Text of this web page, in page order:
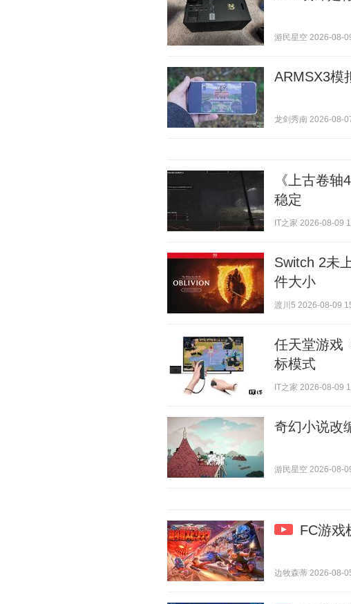
游民星空 2026-08-
ARMSX3模
龙剑秀南 2026-08-
《上古卷
稳定
IT之家 2026-08-09
Switch 2未
件大小
渡川5 2026-08-09
任天堂游戏
标模式
IT之家 2026-08-09
奇幻小说改
游民星空 2026-08-
FC游戏
边牧森蒂 2026-08-